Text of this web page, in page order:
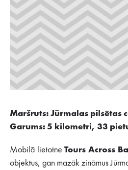
Maršruts: Jūrmalas pilsētas
Garums: 5 kilometri, 33
Mobilā lietotneTours Across
objektus, gan mazāk zināmus